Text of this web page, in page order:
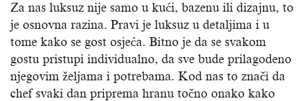
Za nas luksuz nije samo u kući, bazenu ili dizajnu, to
je osnovna razina. Pravi je luksuz u detaljima i u
tome kako se gost osjeća. Bitno je da se svakom
gostu pristupi individualno, da sve bude prilagodeno
njegovim željama i potrebama. Kod nas to znači da
chef svaki dan priprema hranu točno onako kako